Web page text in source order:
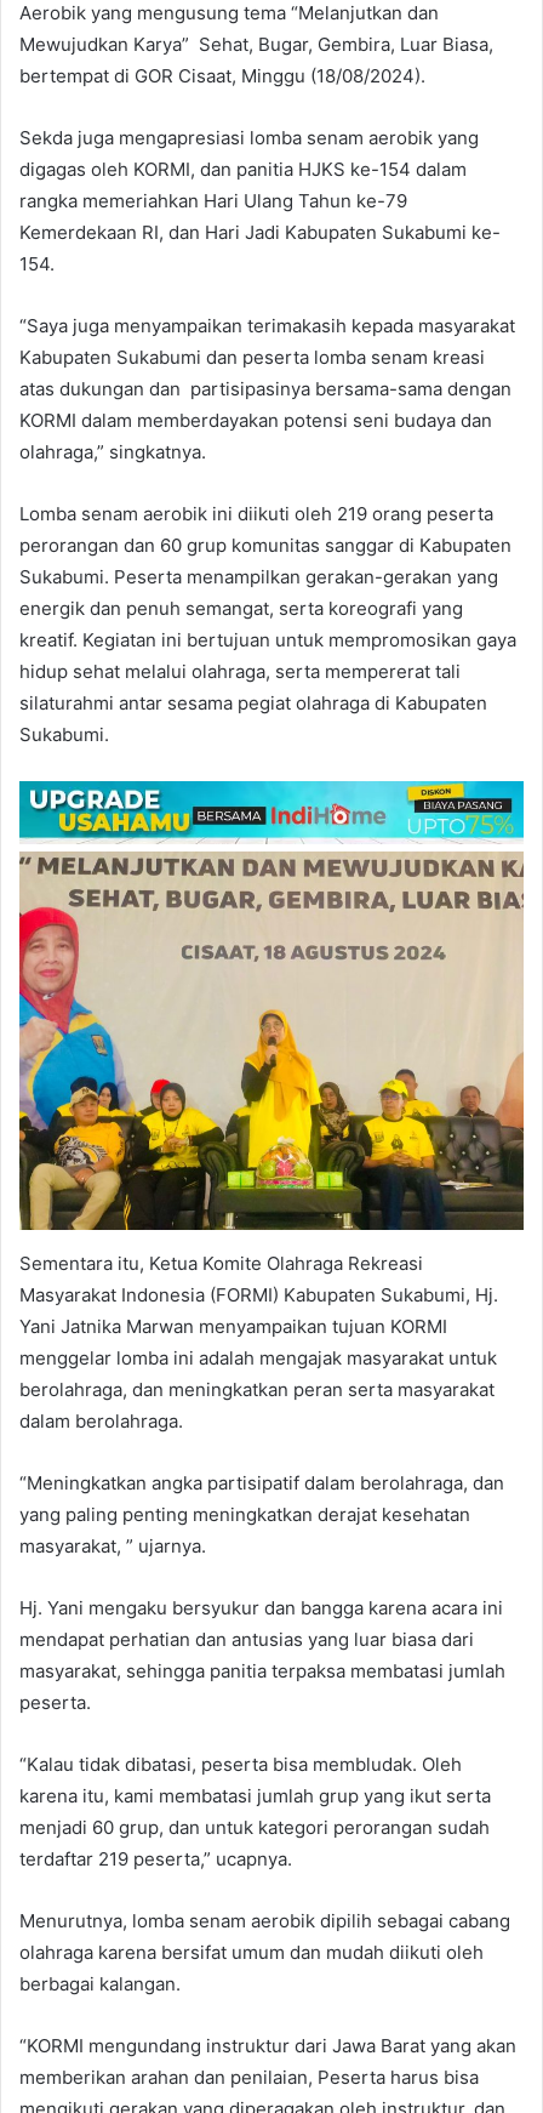
Aerobik yang mengusung tema “Melanjutkan dan
Mewujudkan Karya” Sehat, Bugar, Gembira, Luar Biasa,
bertempat di GOR Cisaat, Minggu (18/08/2024).
Sekda juga mengapresiasi lomba senam aerobik yang
digagas oleh KORMI, dan panitia HJKS ke-154 dalam
rangka memeriahkan Hari Ulang Tahun ke-79
Kemerdekaan RI, dan Hari Jadi Kabupaten Sukabumi ke-
154.
“Saya juga menyampaikan terimakasih kepada masyarakat
Kabupaten Sukabumi dan peserta lomba senam kreasi
atas dukungan dan partisipasinya bersama-sama dengan
KORMI dalam memberdayakan potensi seni budaya dan
olahraga,” singkatnya.
Lomba senam aerobik ini diikuti oleh 219 orang peserta
perorangan dan 60 grup komunitas sanggar di Kabupaten
Sukabumi. Peserta menampilkan gerakan-gerakan yang
energik dan penuh semangat, serta koreografi yang
kreatif. Kegiatan ini bertujuan untuk mempromosikan gaya
hidup sehat melalui olahraga, serta mempererat tali
silaturahmi antar sesama pegiat olahraga di Kabupaten
Sukabumi.
Sementara itu, Ketua Komite Olahraga Rekreasi
Masyarakat Indonesia (FORMI) Kabupaten Sukabumi, Hj.
Yani Jatnika Marwan menyampaikan tujuan KORMI
menggelar lomba ini adalah mengajak masyarakat untuk
berolahraga, dan meningkatkan peran serta masyarakat
dalam berolahraga.
“Meningkatkan angka partisipatif dalam berolahraga, dan
yang paling penting meningkatkan derajat kesehatan
masyarakat, ” ujarnya.
Hj. Yani mengaku bersyukur dan bangga karena acara ini
mendapat perhatian dan antusias yang luar biasa dari
masyarakat, sehingga panitia terpaksa membatasi jumlah
peserta.
“Kalau tidak dibatasi, peserta bisa membludak. Oleh
karena itu, kami membatasi jumlah grup yang ikut serta
menjadi 60 grup, dan untuk kategori perorangan sudah
terdaftar 219 peserta,” ucapnya.
Menurutnya, lomba senam aerobik dipilih sebagai cabang
olahraga karena bersifat umum dan mudah diikuti oleh
berbagai kalangan.
“KORMI mengundang instruktur dari Jawa Barat yang akan
memberikan arahan dan penilaian, Peserta harus bisa